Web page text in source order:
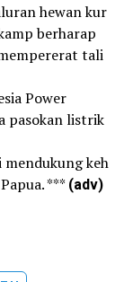
hewan kur
berharap
tali
Power
pasokan listrik
keh
*** (adv)